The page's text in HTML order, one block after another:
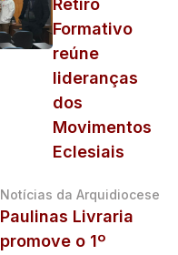
Retiro
Formativo
reúne
lideranças
dos
Movimentos
Eclesiais
Notícias da Arquidiocese
Paulinas Livraria
promove o 1º